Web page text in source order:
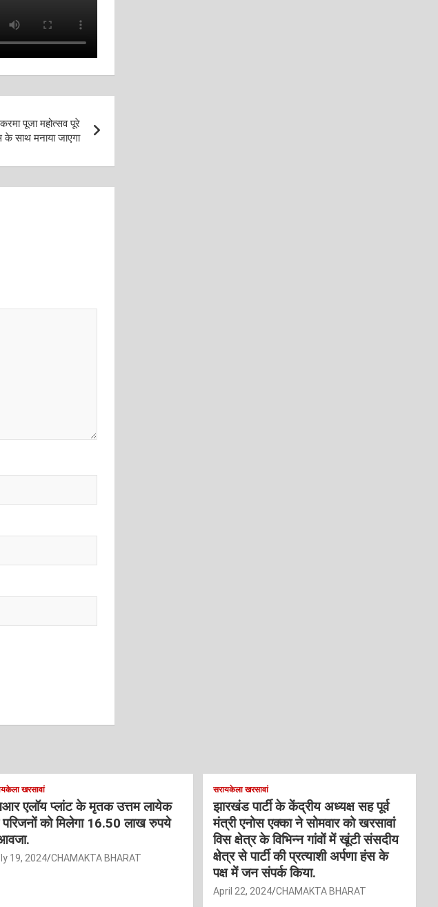
पूजा महोत्सव पूरे
के साथ मनाया जाएगा
खरसावां
एलॉय प्लांट के मृतक उत्तम लायेक
को मिलेगा 16.50 लाख रुपये
19, 2024 CHAMAKTA BHARAT
सरायकेला खरसावां
झारखंड पार्टी के केंद्रीय अध्यक्ष सह पूर्व
मंत्री एनोस एक्का ने सोमवार को खरसावां
विस क्षेत्र के विभिन्न गांवों में खूंटी संसदीय
क्षेत्र से पार्टी की प्रत्याशी अर्पणा हंस के
पक्ष में जन संपर्क किया.
April 22, 2024 CHAMAKTA BHARAT